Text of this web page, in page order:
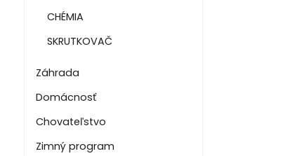
CHÉMIA
SKRUTKOVAČ
Záhrada
Domácnosť
Chovateľstvo
Zimný program